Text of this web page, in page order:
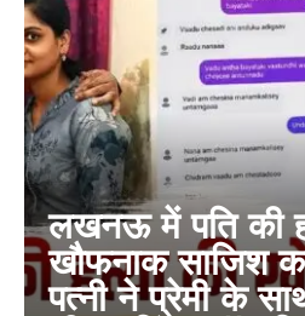
लखनऊ में पति की
खौफनाक साजिश
पत्नी ने प्रेमी के